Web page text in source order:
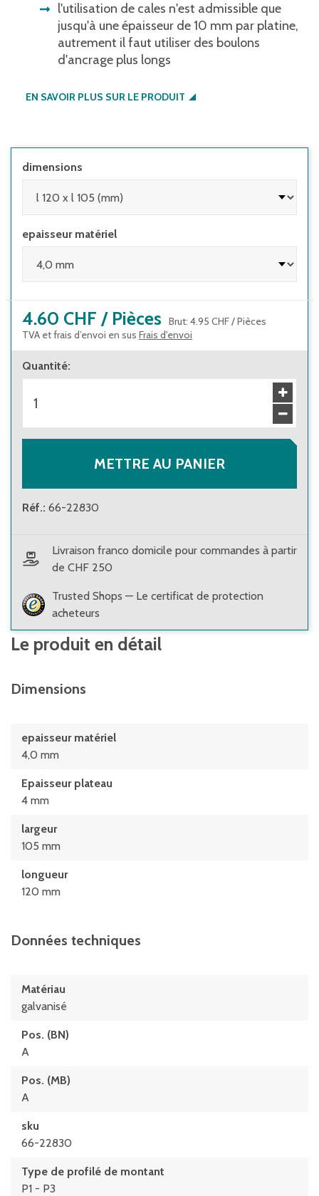
l'utilisation de cales n'est admissible que
jusqu'à une épaisseur de 10 mm par platine,
autrement il faut utiliser des boulons
d'ancrage plus longs
EN SAVOIR PLUS SUR LE PRODUIT
dimensions
epaisseur matériel
4.60 CHF / Pièces Brut: 4.95 CHF/Pièces
TVA et frais d’envoi en sus Frais d'envoi
Quantité:
METTRE AU PANIER
Réf.: 66-22830
Livraison franco domicile pour commandes à partir
de CHF 250
Trusted Shops — Le certificat de protection
acheteurs
Le produit en détail
Dimensions
epaisseur matériel
4,0 mm
Epaisseur plateau
4 mm
largeur
105 mm
longueur
120 mm
Données techniques
Matériau
galvanisé
Pos. (BN)
A
Pos. (MB)
A
sku
66-22830
Type de profilé de montant
P1 - P3